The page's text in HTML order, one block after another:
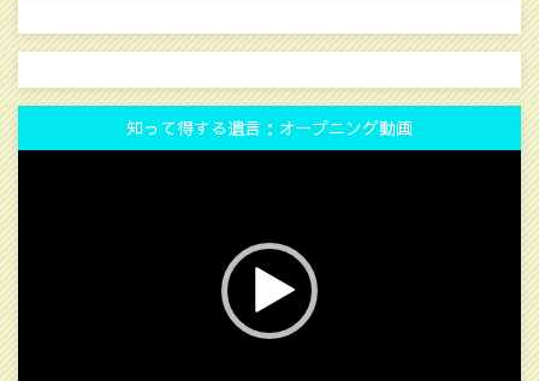
知って得する遺言：オープニング動画
動
画
プ
レ
ー
ヤ
ー